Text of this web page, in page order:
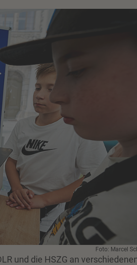
Foto: Marcel
und die HSZG an